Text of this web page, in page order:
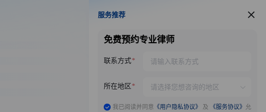
服务推荐
服务推荐
免费预约专业律师
联系方式
所在地区
我已阅读并同意 《用户隐私协议》 及 《服务协议》 允